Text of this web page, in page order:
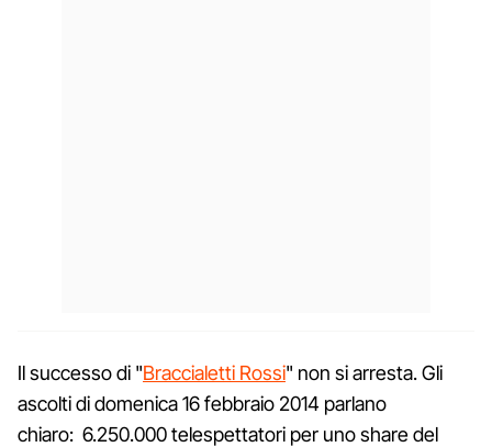
Il successo di "Braccialetti Rossi" non si arresta. Gli
ascolti di domenica 16 febbraio 2014 parlano
chiaro: 6.250.000 telespettatori per uno share del